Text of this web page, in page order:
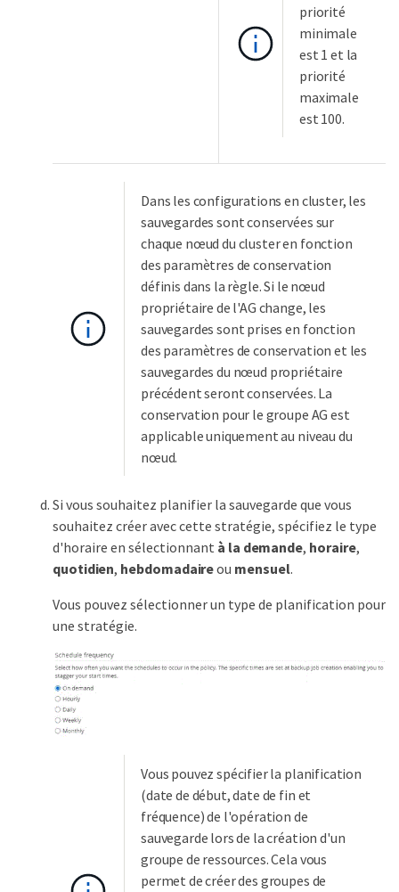
priorité
minimale
est 1 et la
priorité
maximale
est 100.
Dans les configurations en cluster, les
sauvegardes sont conservées sur
chaque nœud du cluster en fonction
des paramètres de conservation
définis dans la règle. Si le nœud
propriétaire de l'AG change, les
sauvegardes sont prises en fonction
des paramètres de conservation et les
sauvegardes du nœud propriétaire
précédent seront conservées. La
conservation pour le groupe AG est
applicable uniquement au niveau du
nœud.
Si vous souhaitez planifier la sauvegarde que vous
souhaitez créer avec cette stratégie, spécifiez le type
d'horaire en sélectionnant à la demande, horaire,
quotidien, hebdomadaireou mensuel.
Vous pouvez sélectionner un type de planification pour
une stratégie.
Vous pouvez spécifier la planification
(date de début, date de fin et
fréquence) de l'opération de
sauvegarde lors de la création d'un
groupe de ressources. Cela vous
permet de créer des groupes de